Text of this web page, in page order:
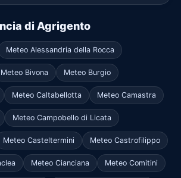
di Agrigento
Meteo Alessandria della Rocca
Meteo Bivona Meteo Burgio
Meteo Caltabellotta Meteo Camastra
Meteo Campobello di Licata
Meteo Casteltermini Meteo Castrofilippo
Meteo Cianciana Meteo Comitini